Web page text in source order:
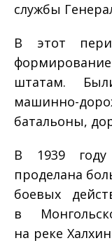
службы
В этот
штатам.
машинно-
батальоны,
В 1939
проделана
боевых
в
на реке